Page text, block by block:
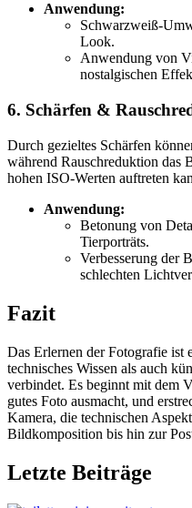
Anwendung:
Schwarzweiß-
Look.
Anwendung von
nostalgischen
6. Schärfen &
Durch gezieltes Schärfen
während Rauschreduktion das
hohen ISO-Werten auftreten
Anwendung:
Betonung von
Tierporträts.
Verbesserung der
schlechten
Fazit
Das Erlernen der Fotografie ist
technisches Wissen als auch
verbindet. Es beginnt mit dem
gutes Foto ausmacht, und
Kamera, die technischen
Bildkomposition bis hin zur
Letzte Beiträge